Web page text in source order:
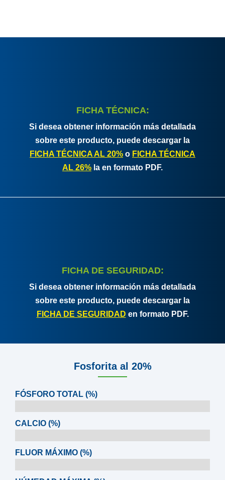
FICHA TÉCNICA:
Si desea obtener información más detallada
sobre este producto, puede descargar la
FICHA TÉCNICA AL 20% o FICHA TÉCNICA
AL 26% la en formato PDF.
FICHA DE SEGURIDAD:
Si desea obtener información más detallada
sobre este producto, puede descargar la
FICHA DE SEGURIDAD en formato PDF.
Fosforita al 20%
FÓSFORO TOTAL (%)
CALCIO (%)
FLUOR MÁXIMO (%)